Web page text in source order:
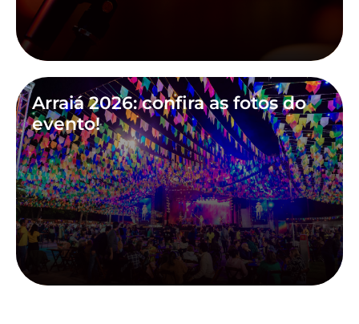
Arraiá 2026: confira as fotos do
evento!